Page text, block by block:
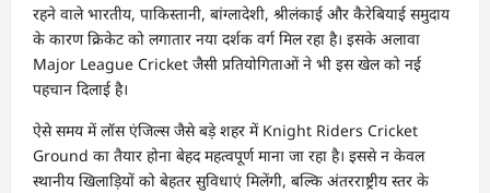
रहने वाले भारतीय, पाकिस्तानी, बांग्लादेशी, श्रीलंकाई और कैरेबियाई समुदाय
के कारण क्रिकेट को लगातार नया दर्शक वर्ग मिल रहा है। इसके अलावा
Major League Cricket जैसी प्रतियोगिताओं ने भी इस खेल को नई
पहचान दिलाई है।
ऐसे समय में लॉस एंजिल्स जैसे बड़े शहर में Knight Riders Cricket
Ground का तैयार होना बेहद महत्वपूर्ण माना जा रहा है। इससे न केवल
स्थानीय खिलाड़ियों को बेहतर सुविधाएं मिलेंगी, बल्कि अंतरराष्ट्रीय स्तर के